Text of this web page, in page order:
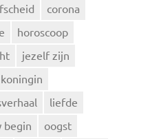
corona
horoscoop
jezelf zijn
koningin
liefde
begin
oogst